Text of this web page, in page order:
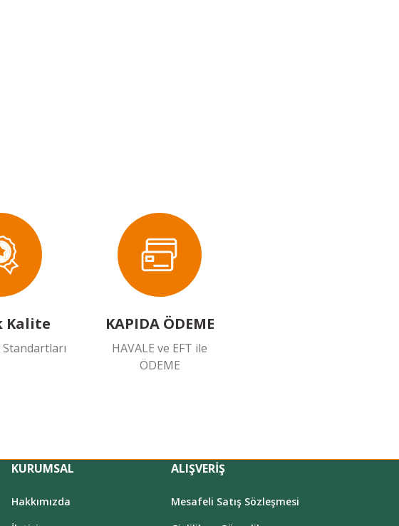
Kalite KAPIDA ÖDEME
HAVALE ve EFT ile
ÖDEME
KURUMSAL
Hakkımızda
ALIŞVERİŞ
Mesafeli Satış Sözleşmesi